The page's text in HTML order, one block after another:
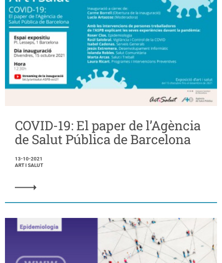
COVID-19: El paper de l’Agència
de Salut Pública de Barcelona
13-10-2021
ART I SALUT